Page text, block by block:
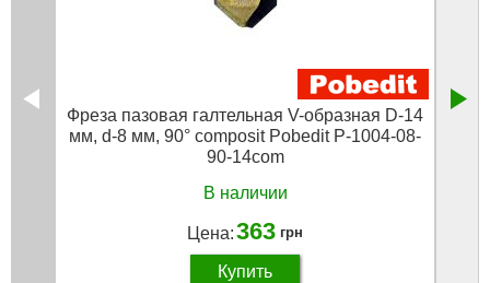
Фреза пазовая галтельная V-образная D-14
мм, d-8 мм, 90° composit Pobedit P-1004-08-
90-14com
В наличии
Цена:363 грн
Купить